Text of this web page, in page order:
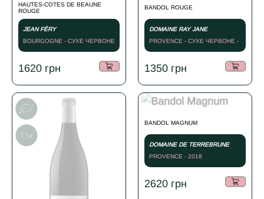
HAUTES-COTES DE BEAUNE
ROUGE
JEAN FÉRY
BOURGOGNE - СУХЕ ЧЕРВОНЕ
- 2023
1620 грн
BANDOL ROUGE
DOMAINE RAY JANE
PROVENCE - СУХЕ ЧЕРВОНЕ -
2014
1350 грн
BANDOL MAGNUM
DOMAINE DE TERREBRUNE
PROVENCE - 2018
2620 грн